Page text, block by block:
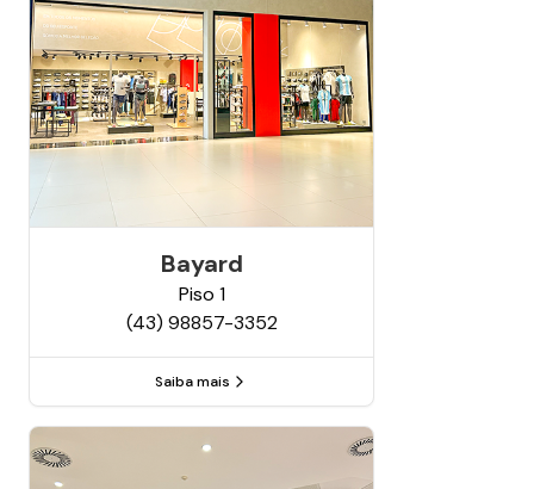
Bayard
Piso 1
(43) 98857-3352
Saiba mais